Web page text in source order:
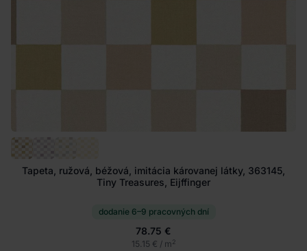
Tapeta, ružová, béžová, imitácia károvanej látky, 363145,
Tiny Treasures, Eijffinger
dodanie 6–9 pracovných dní
78.75 €
15.15 € / m2